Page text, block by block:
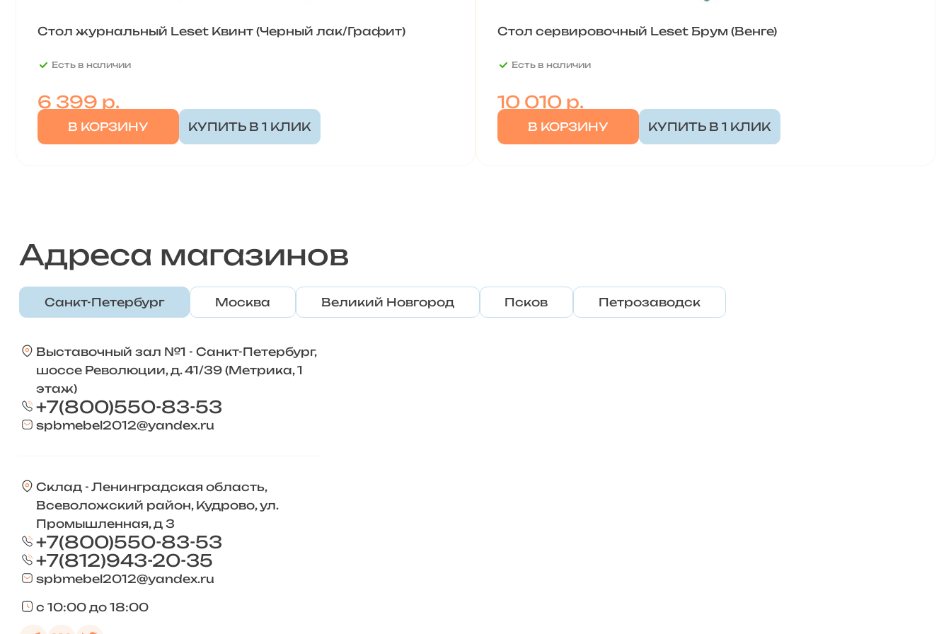
Стол журнальный Leset Квинт (Черный лак/Графит)
Есть в наличии
6 399 р.
В КОРЗИНУ КУПИТЬ В 1 КЛИК
Стол сервировочный Leset Брум (Венге)
Есть в наличии
10 010р.
В КОРЗИНУ КУПИТЬ В 1 КЛИК
Адреса магазинов
Санкт-Петербург Москва Великий Новгород Псков Петрозаводск
Выставочный зал №1 - Санкт-Петербург,
шоссе Революции, д. 41/39 (Метрика, 1
этаж)
+7(800)550-83-53
spbmebel2012@yandex.ru
Склад - Ленинградская область,
Всеволожский район, Кудрово, ул.
Промышленная, д 3
+7(800)550-83-53
+7(812)943-20-35
spbmebel2012@yandex.ru
с 10:00 до 18:00